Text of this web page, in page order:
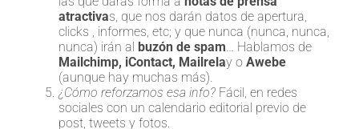
atractivas, que nos darán datos de apertura,
clicks , informes, etc; y que nunca (nunca, nunca,
nunca) irán al buzón de spam… Hablamos de
Mailchimp, iContact, Mailrelay o Awebe
(aunque hay muchas más).
¿Cómo reforzamos esa info? Fácil, en redes
sociales con un calendario editorial previo de
post, tweets y fotos.